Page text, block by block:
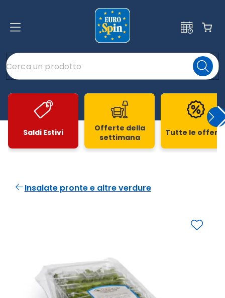
Saldi Estivi
Offerte della
settimana
Tutte le
Insalate pronte e altre verdure